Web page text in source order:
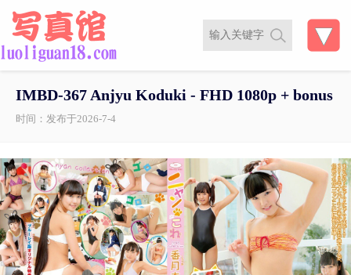
IMBD-367 Anjyu Koduki - FHD 1080p + bonus
时间：发布于2026-7-4